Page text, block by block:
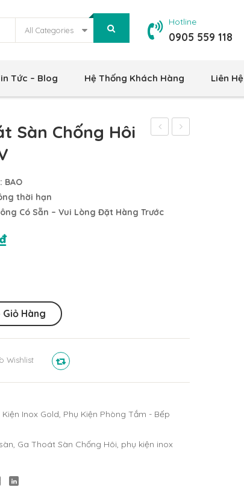
All Categories
Hotline
0905 559 118
Tức – Blog Hệ Thống Khách Hàng Liên Hệ
BN203V
Sàn Chống Hôi
BAO
thời hạn
Có Sẵn – Vui Lòng Đặt Hàng Trước
₫
Hàng
Wishlist
Kiện Inox Gold, Phụ Kiện Phòng Tắm - Bếp
, Ga Thoát Sàn Chống Hôi, phụ kiện inox